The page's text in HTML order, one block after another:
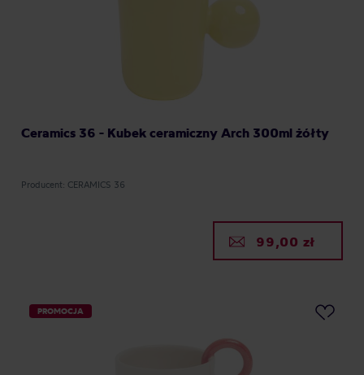
Ceramics 36 - Kubek ceramiczny Arch 300ml żółty
Producent: CERAMICS 36
99,00 zł
PROMOCJA